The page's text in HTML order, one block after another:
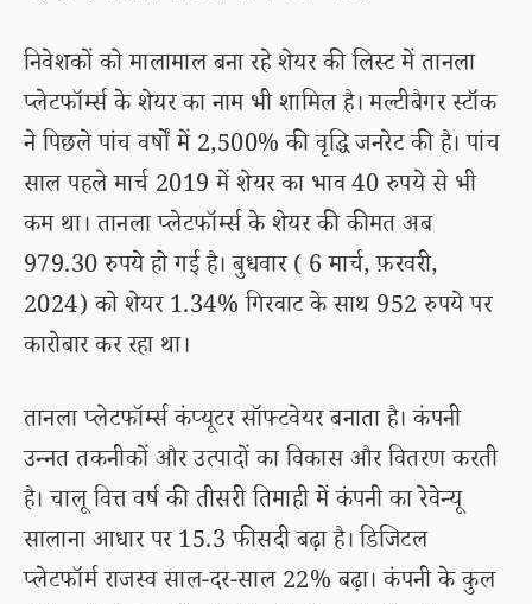
निवेशकों को मालामाल बना रहे शेयर की लिस्ट में तानला
प्लेटफॉर्म्स के शेयर का नाम भी शामिल है। मल्टीबैगर स्टॉक
ने पिछले पांच वर्षों में 2,500% की वृद्धि जनरेट की है। पांच
साल पहले मार्च 2019 में शेयर का भाव 40 रुपये से भी
कम था। तानला प्लेटफॉर्म्स के शेयर की कीमत अब
979.30 रुपये हो गई है। बुधवार ( 6 मार्च, फ़रवरी,
2024) को शेयर 1.34% गिरवाट के साथ 952 रुपये पर
कारोबार कर रहा था।
तानला प्लेटफॉर्म्स कंप्यूटर सॉफ्टवेयर बनाता है। कंपनी
उन्नत तकनीकों और उत्पादों का विकास और वितरण करती
है। चालू वित्त वर्ष की तीसरी तिमाही में कंपनी का रेवेन्यू
सालाना आधार पर 15.3 फीसदी बढ़ा है। डिजिटल
प्लेटफॉर्म राजस्व साल-दर-साल 22% बढ़ा। कंपनी के कुल